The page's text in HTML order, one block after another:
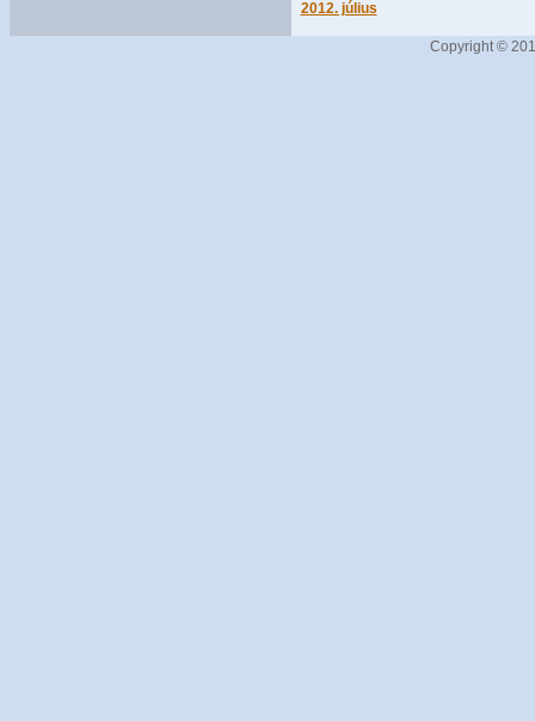
2012. július
Copyright ©